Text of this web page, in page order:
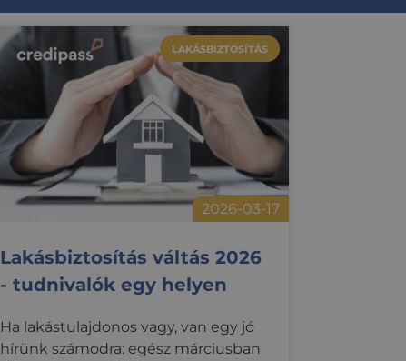
LAKÁSBIZTOSÍTÁS
2026-03-17
Lakásbiztosítás váltás 2026
- tudnivalók egy helyen
Ha lakástulajdonos vagy, van egy jó
hírünk számodra: egész márciusban